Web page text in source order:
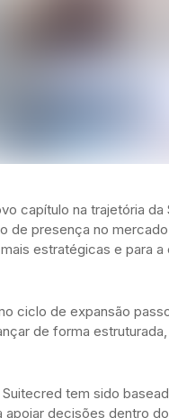
capítulo na trajetória
presença no
estratégicas e para
ciclo de expansão
de forma
tem sido
decisões dentro